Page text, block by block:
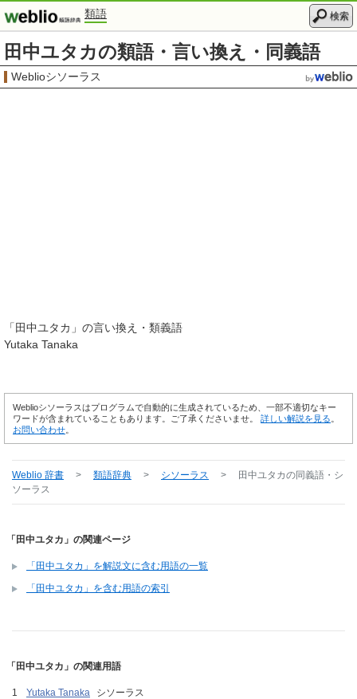
類語 検索
田中ユタカの類語・言い換え・同義語
Weblioシソーラス
「 田中ユタカ 」の言い換え・類義語
Yutaka Tanaka
Weblioシソーラスはプログラムで自動的に生成されているため、一部不適切なキー
ワードが含まれていることもあります。ご了承くださいませ。 詳しい解説を見る
お問い合わせ
Weblio 辞書 > 類語辞典 > シソーラス > 田中ユタカの同義語・シ
ソーラス
「田中ユタカ」の関連ページ
「田中ユタカ」を解説文に含む用語の一覧
「田中ユタカ」を含む用語の索引
「田中ユタカ」の関連用語
Yutaka Tanaka シソーラス